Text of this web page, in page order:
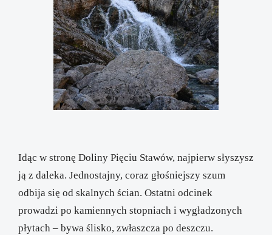
Idąc w stronę Doliny Pięciu Stawów, najpierw słyszysz
ją z daleka. Jednostajny, coraz głośniejszy szum
odbija się od skalnych ścian. Ostatni odcinek
prowadzi po kamiennych stopniach i wygładzonych
płytach – bywa ślisko, zwłaszcza po deszczu.